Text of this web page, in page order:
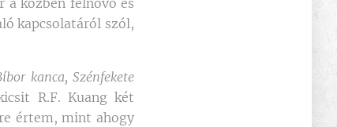
a közben felnövő és
kapcsolatáról szól,
kanca, Szénfekete
R.F. Kuang két
értem, mint ahogy